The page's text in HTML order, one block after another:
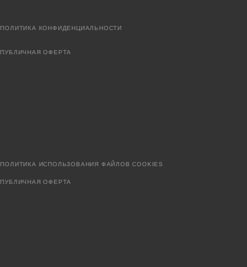
ПОЛИТИКА КОНФИДЕНЦИАЛЬНОСТИ
ПУБЛИЧНАЯ ОФЕРТА
ПОЛИТИКА ИСПОЛЬЗОВАНИЯ ФАЙЛОВ COOKIES
ПУБЛИЧНАЯ ОФЕРТА